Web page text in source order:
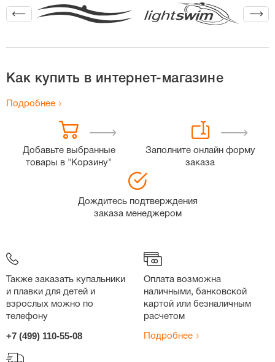
Как купить в интернет-магазине
Подробнее
Добавьте выбранные
товары в "Корзину"
Заполните онлайн форму
заказа
Дождитесь подтверждения
заказа менеджером
Также заказать купальники
и плавки для детей и
взрослых можно по
телефону
+7 (499) 110-55-08
Оплата возможна
наличными, банковской
картой или безналичным
расчетом
Подробнее